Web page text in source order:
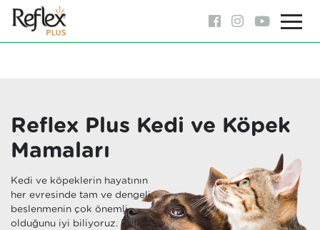
Reflex Plus Kedi ve Köpek
Mamaları
Kedi ve köpeklerin hayatının
her evresinde tam ve dengeli
beslenmenin çok önemli
olduğunu iyi biliyoruz. Reflex